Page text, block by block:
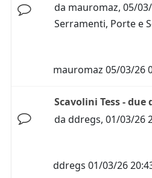
da mauromaz, 05/
Serramenti, Porte e
mauromaz 05/03/26
Scavolini Tess - due
da ddregs, 01/03/26
ddregs 01/03/26